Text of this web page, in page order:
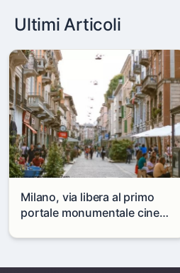
Ultimi Articoli
Milano, via libera al primo
portale monumentale cinese